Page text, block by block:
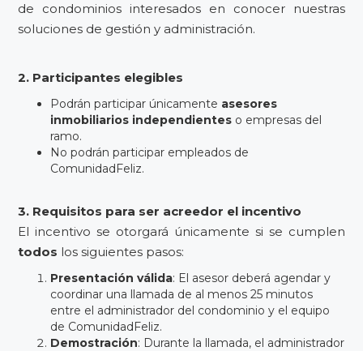
de condominios interesados en conocer nuestras
soluciones de gestión y administración.
2. Participantes elegibles
Podrán participar únicamente asesores
inmobiliarios independientes o empresas del
ramo.
No podrán participar empleados de
ComunidadFeliz.
3. Requisitos para ser acreedor el incentivo
El incentivo se otorgará únicamente si se cumplen
todos los siguientes pasos:
Presentación válida: El asesor deberá agendar y
coordinar una llamada de al menos 25 minutos
entre el administrador del condominio y el equipo
de ComunidadFeliz.
Demostración: Durante la llamada, el administrador